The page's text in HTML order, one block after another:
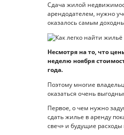
Сдача жилой
арендодателем, нужно
оказалось самым
Несмотря на то, что
неделю ноября
года.
Поэтому многие
оказаться очень
Первое, о чем нужно
сдать жилье в аренду
свеч» и будущие